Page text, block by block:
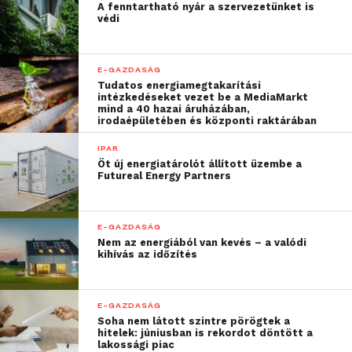
együttműködés középpontjában mindig a
számítástechnika hatékonyságának növelése állt. A
Galaxy Note10 csúcstelefontól kezdve a Microsoft
legnépszerűbb, okostelefonokra elérhető
alkalmazásai teljeskörűen integrálva érhetők el
Galaxy eszközökön:
Továbbfejlesztett Outlook
mint százmillió eszközön telepített
népszerű e-mail és naptár alkalmazás,
az Outlook segíti a felhasználókat
kapcsolattartásban, a szervezésben és a
feladataik elvégzésében. Az Outlooknak
köszönhetően egyetlen alkalmazásban
hozzáférhetők az e-mailek, a naptárak,
a névjegyek és a különféle fájlok, így a
felhasználók időt takaríthatnak meg. A
Galaxy Note10 készüléken az Outlook
A fenntartható nyár a szervezetünket is
védi
E-GAZDASÁG
Tudatos energiamegtakarítási
intézkedéseket vezet be a MediaMarkt
mind a 40 hazai áruházában,
irodaépületében és központi raktárában
IPAR
Öt új energiatárolót állított üzembe a
Futureal Energy Partners
E-GAZDASÁG
Nem az energiából van kevés – a valódi
kihívás az időzítés
E-GAZDASÁG
Soha nem látott szintre pörögtek a
hitelek: júniusban is rekordot döntött a
lakossági piac